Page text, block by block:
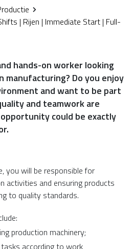
| Rijen | Immediate Start | Full-
hands-on worker looking
manufacturing? Do you enjoy
and want to be part
and teamwork are
could be exactly
you will be responsible for
activities and ensuring products
to quality standards.
production machinery;
according to work